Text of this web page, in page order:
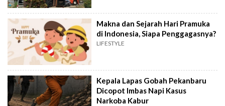
Makna dan Sejarah Hari Pramuka
di Indonesia, Siapa Penggagasnya?
LIFESTYLE
Kepala Lapas Gobah Pekanbaru
Dicopot Imbas Napi Kasus
Narkoba Kabur